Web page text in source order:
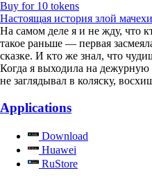
Buy for 10 tokens
Настоящая история злой мачехи
На самом деле я и не жду, что
такое раньше — первая
сказке. И кто же знал, что
Когда я выходила на дежурную
не заглядывал в коляску,
Applications
Download
Huawei
RuStore